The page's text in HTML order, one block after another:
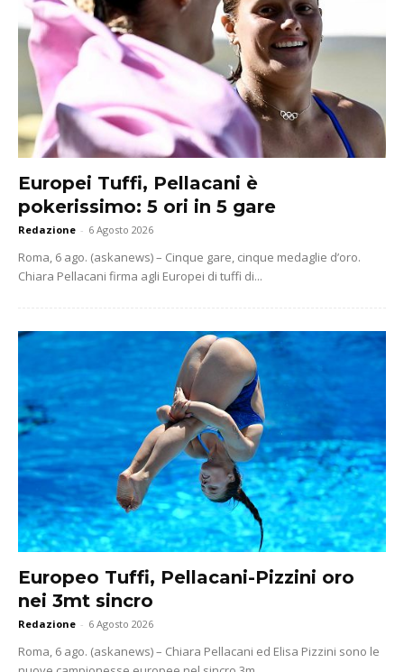
Europei Tuffi, Pellacani è
pokerissimo: 5 ori in 5 gare
Redazione - 6 Agosto 2026
Roma, 6 ago. (askanews) – Cinque gare, cinque medaglie d’oro.
Chiara Pellacani firma agli Europei di tuffi di...
Europeo Tuffi, Pellacani-Pizzini oro
nei 3mt sincro
Redazione - 6 Agosto 2026
Roma, 6 ago. (askanews) – Chiara Pellacani ed Elisa Pizzini sono le